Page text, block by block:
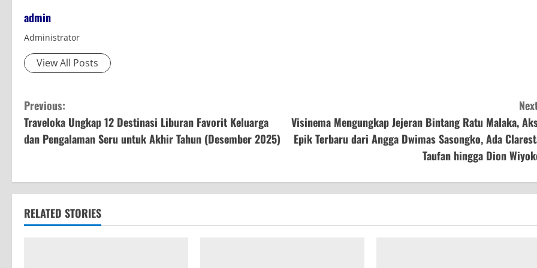
admin
Administrator
View All Posts
C
o
t
i
n
Previous:
Traveloka Ungkap 12 Destinasi Liburan Favorit Keluarga
dan Pengalaman Seru untuk Akhir Tahun (Desember 2025)
Visinema Mengungkap Jejeran Bintang Ratu Malaka,
Epik Terbaru dari Angga Dwimas Sasongko, Ada
Taufan hingga Dion
RELATED STORIES